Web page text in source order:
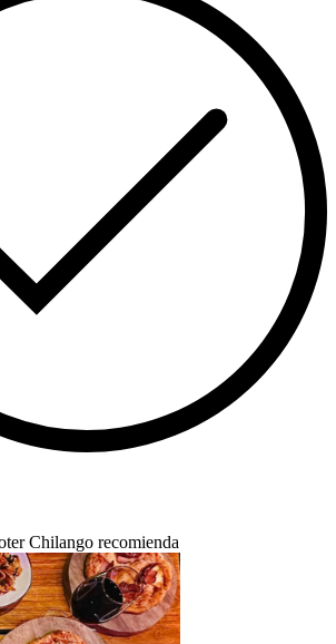
Chilango recomienda